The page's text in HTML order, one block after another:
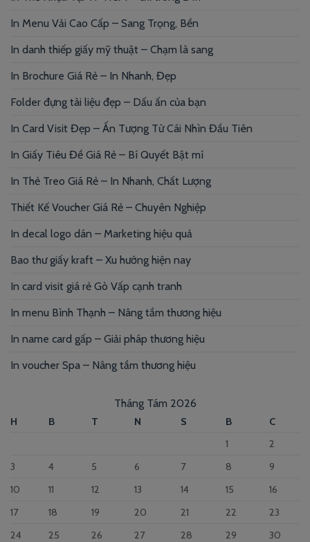
In Menu Vải Cao Cấp – Sang Trọng, Bền
In danh thiếp giấy mỹ thuật – Chạm là sang
In Brochure Giá Rẻ – In Nhanh, Đẹp
Folder đựng tài liệu đẹp – Dấu ấn của bạn
In Card Visit Đẹp – Ấn Tượng Từ Cái Nhìn Đầu Tiên
In Giấy Tiêu Đề Giá Rẻ – Bí Quyết Bật mí
In Thẻ Treo Giá Rẻ – In Nhanh, Chất Lượng
Thiết Kế Voucher Giá Rẻ – Chuyên Nghiệp
In decal logo dán – Marketing hiệu quả
Bao thư giấy kraft – Xu hướng hiện nay
In card visit giá rẻ Gò Vấp cạnh tranh
In menu Bình Thạnh – Nâng tầm thương hiệu
In name card gấp – Giải pháp thương hiệu
In voucher Spa – Nâng tầm thương hiệu
Tháng Tám 2026
H B T N S B
C
1
2
3
4 5 6 7 8
9
10
11 12 13 14 15
16
17
18 19 20 21 22
23
24
25 26 27 28 29
30